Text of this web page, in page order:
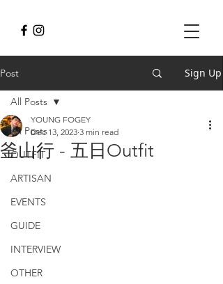
Post Sign Up
All Posts
OUTFIT
ARTISAN
EVENTS
GUIDE
INTERVIEW
OTHER
All Posts
釜山行 - 五日Outfit
YOUNG FOGEY
Dec 13, 2023 3 min read